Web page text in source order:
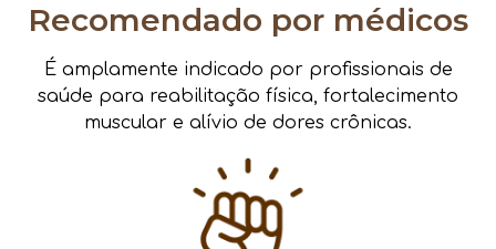
Recomendado por médicos
É amplamente indicado por profissionais de
saúde para reabilitação física, fortalecimento
muscular e alívio de dores crônicas.